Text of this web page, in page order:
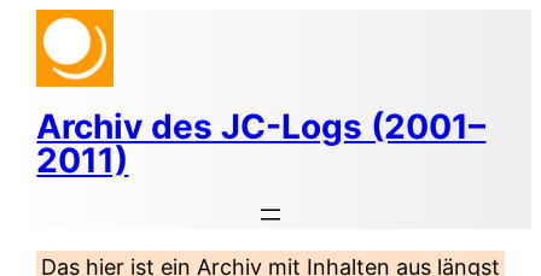
Zum
Inhalt
springen
Archiv des JC-Logs (2001–
2011)
Das hier ist ein Archiv mit Inhalten aus längst